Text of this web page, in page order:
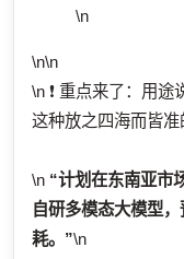
\n
\n\n
\n ❗ 重点来了：用
这种放之四海而皆
\n “计划在东南亚市
自研多模态大模型
耗。”\n